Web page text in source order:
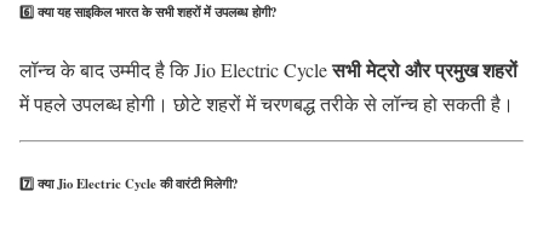
6️⃣क्या यह साइकिल भारत के सभी शहरों में उपलब्ध होगी?
लॉन्च के बाद उम्मीद है कि Jio Electric Cycleसभी मेट्रो और प्रमुख शहरों
में पहले उपलब्ध होगी। छोटे शहरों में चरणबद्ध तरीके से लॉन्च हो सकती है।
7️⃣क्या Jio Electric Cycle की वारंटी मिलेगी?